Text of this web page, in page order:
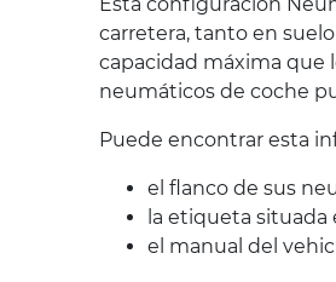
carretera, tanto en
capacidad máxima que
neumáticos de coche
Puede encontrar esta
el flanco de sus
la etiqueta
el manual del